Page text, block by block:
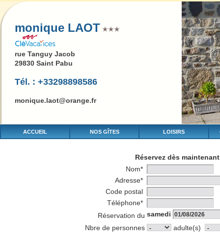
monique LAOT
rue Tanguy Jacob
29830 Saint Pabu
Tél. : +33298898586
monique.laot@orange.fr
ACCUEIL NOS GÎTES LOISIRS
Réservez dès
Nom*
Adresse*
Code postal
Téléphone*
Réservation du samedi
Nbre de personnes
adulte(s)